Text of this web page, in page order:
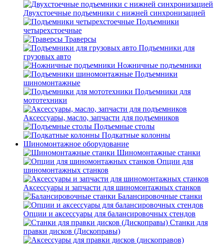
Двухстоечные подъемники с нижней синхронизацией
Подъемники
четырехстоечные
Траверсы
Подъемники для
грузовых авто
Ножничные подъемники
Подъемники
шиномонтажные
Подъемники для
мототехники
Аксессуары, масло, запчасти для подъемников
Подъемные столы
Подкатные колонны
Шиномонтажное оборудование
Шиномонтажные станки
Опции для
шиномонтажных станков
Аксессуары и запчасти для шиномонтажных станков
Балансировочные станки
Опции и аксессуары для балансировочных стендов
Станки для
правки дисков (Дископравы)